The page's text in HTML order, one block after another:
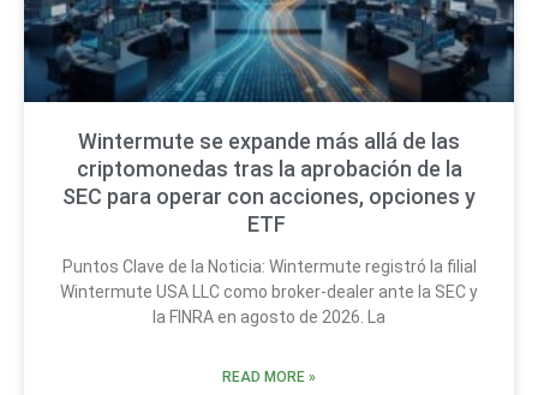
Wintermute se expande más allá de las
criptomonedas tras la aprobación de la
SEC para operar con acciones, opciones y
ETF
Puntos Clave de la Noticia: Wintermute registró la filial
Wintermute USA LLC como broker-dealer ante la SEC y
la FINRA en agosto de 2026. La
READ MORE »